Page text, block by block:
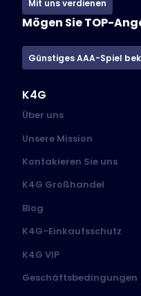
Mit uns verdienen
Mögen Sie TOP-
Günstiges AAA-Spiel
K4G
Über uns
Unsere Mission
Kontakieren Sie uns
K4G Großhandel
Blog
K4G-Einkaufsschutz
K4G VIP
Geschäftsbedingungen